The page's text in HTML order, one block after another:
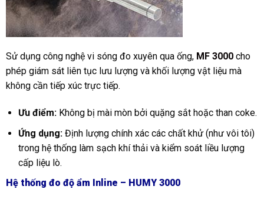
Sử dụng công nghệ vi sóng đo xuyên qua ống, MF 3000 cho
phép giám sát liên tục lưu lượng và khối lượng vật liệu mà
không cần tiếp xúc trực tiếp.
Ưu điểm:Không bị mài mòn bởi quặng sắt hoặc than coke.
Ứng dụng:Định lượng chính xác các chất khử (như vôi tôi)
trong hệ thống làm sạch khí thải và kiểm soát liều lượng
cấp liệu lò.
Hệ thống đo độ ẩm Inline – HUMY 3000